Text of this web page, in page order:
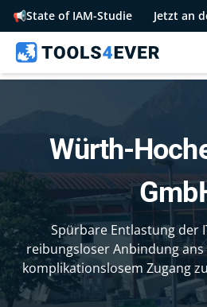
📢State of IAM-Studie Jetzt an
Würth-
Spürbare Entlastung der
reibungsloser Anbindung
komplikationslosem Zugang